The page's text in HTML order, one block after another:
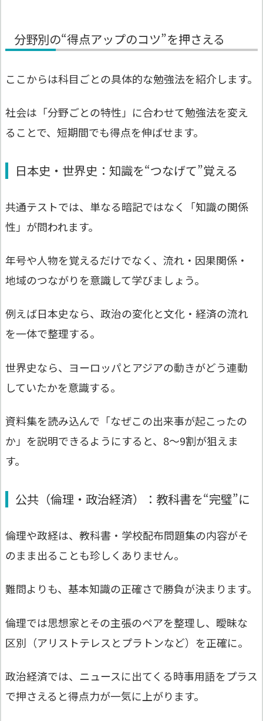
分野別の“得点アップのコツ”を押さえる
ここからは科目ごとの具体的な勉強法を紹介します。
社会は「分野ごとの特性」に合わせて勉強法を変え
ることで、短期間でも得点を伸ばせます。
日本史・世界史：知識を“つなげて”覚える
共通テストでは、単なる暗記ではなく「知識の関係
性」が問われます。
年号や人物を覚えるだけでなく、流れ・因果関係・
地域のつながりを意識して学びましょう。
例えば日本史なら、政治の変化と文化・経済の流れ
を一体で整理する。
世界史なら、ヨーロッパとアジアの動きがどう連動
していたかを意識する。
資料集を読み込んで「なぜこの出来事が起こったの
か」を説明できるようにすると、8〜9割が狙えま
す。
公共（倫理・政治経済）：教科書を“完璧”に
倫理や政経は、教科書・学校配布問題集の内容がそ
のまま出ることも珍しくありません。
難問よりも、基本知識の正確さで勝負が決まります。
倫理では思想家とその主張のペアを整理し、曖昧な
区別（アリストテレスとプラトンなど）を正確に。
政治経済では、ニュースに出てくる時事用語をプラス
で押さえると得点力が一気に上がります。